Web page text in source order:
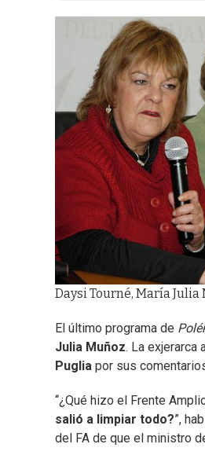
Daysi Tourné, María
El último programa de
Julia Muñoz. La exjerarca
Puglia por sus
“¿Qué hizo el Frente
salió a limpiar todo?”,
del FA de que el ministro